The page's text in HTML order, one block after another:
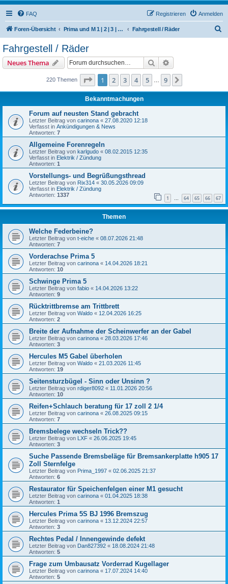
FAQ Anmelden
Registrieren
Foren-Übersicht Prima und M 1 | 2 | 3 | 4 | 5 | 6 | 504/506 M | 510 | 512 (Hercules / SACHS / DKW) Fahrgestell / Räder
Fahrgestell / Räder
Neues Thema Suche
220 Themen Seite 1von
1 2 3 4 5 9
Bekanntmachungen
Forum auf neusten Stand gebracht
Letzter Beitrag von carinona « 27.08.2020 12:18
Verfasst in Ankündigungen & News
Antworten: 7
Allgemeine Forenregeln
Letzter Beitrag von karlgudo « 08.02.2015 12:35
Verfasst in Elektrik / Zündung
Antworten: 1
Vorstellungs- und Begrüßungsthread
Letzter Beitrag von Rix314 « 30.05.2026 09:09
Verfasst in Elektrik / Zündung
Antworten: 1337 1 … 64 65 66 67
Themen
Welche Federbeine?
Letzter Beitrag von t-eiche « 08.07.2026 21:48
Antworten: 7
Vorderachse Prima 5
Letzter Beitrag von carinona « 14.04.2026 18:21
Antworten: 10
Schwinge Prima 5
Letzter Beitrag von fabio « 14.04.2026 13:22
Antworten: 9
Rücktrittbremse am Trittbrett
Letzter Beitrag von Waldo « 12.04.2026 16:25
Antworten: 2
Breite der Aufnahme der Scheinwerfer an der Gabel
Letzter Beitrag von carinona « 28.03.2026 17:46
Antworten: 3
Hercules M5 Gabel überholen
Letzter Beitrag von Waldo « 21.03.2026 11:45
Antworten: 19
Seitensturzbügel - Sinn oder Unsinn ?
Letzter Beitrag von rdiger8092 « 11.01.2026 20:56
Antworten: 10
Reifen+Schlauch beratung für 17 zoll 2 1/4
Letzter Beitrag von carinona « 26.08.2025 09:15
Antworten: 7
Bremsbelege wechseln Trick??
Letzter Beitrag von LXF « 26.06.2025 19:45
Antworten: 3
Suche Passende Bremsbeläge für Bremsankerplatte h905 17
Zoll Sternfelge
Letzter Beitrag von Prima_1997 « 02.06.2025 21:37
Antworten: 6
Restaurator für Speichenfelgen einer M1 gesucht
Letzter Beitrag von carinona « 01.04.2025 18:38
Antworten: 1
Hercules Prima 5S BJ 1996 Bremszug
Letzter Beitrag von carinona « 13.12.2024 22:57
Antworten: 3
Rechtes Pedal / Innengewinde defekt
Letzter Beitrag von Dan827392 « 18.08.2024 21:48
Antworten: 5
Frage zum Umbausatz Vorderrad Kugellager
Letzter Beitrag von carinona « 17.07.2024 14:40
Antworten: 5